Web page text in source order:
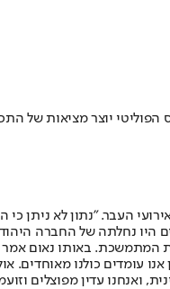
הפוליטי יוצר מציאות
העבר. "נתון לא ניתן
היו נחלתה של החברה
המתמשכת. באותו נאום
עומדים כולנו